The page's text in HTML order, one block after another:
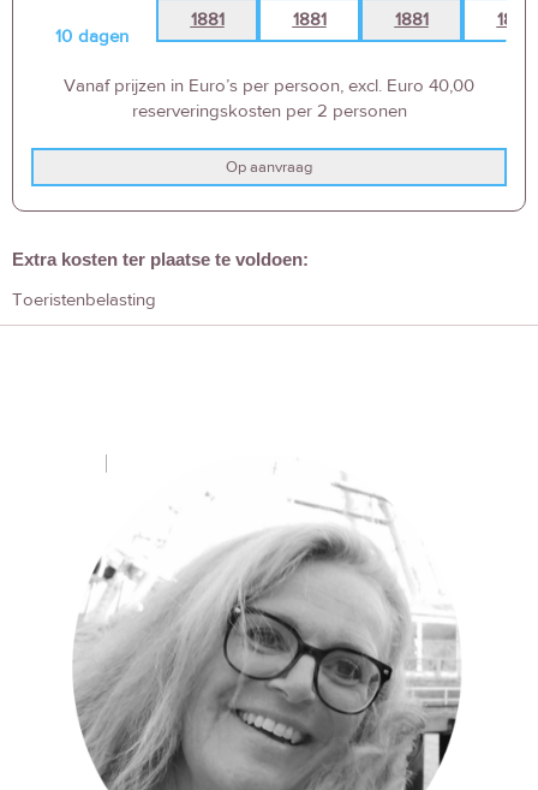
10 dagen
1881 1881 1881 1881
Vanaf prijzen in Euro’s per persoon, excl. Euro 40,00
reserveringskosten per 2 personen
Op aanvraag
Extra kosten ter plaatse te voldoen:
Toeristenbelasting